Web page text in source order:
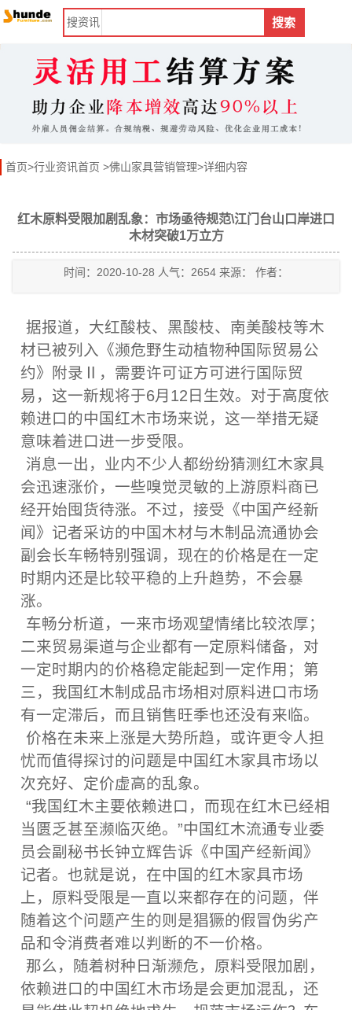
搜资讯 搜索
首页>行业资讯首页 >佛山家具营销管理>详细内容
红木原料受限加剧乱象：市场亟待规范\江门台山口岸进口
木材突破1万立方
时间：2020-10-28 人气：2654 来源： 作者：
据报道，大红酸枝、黑酸枝、南美酸枝等木
材已被列入《濒危野生动植物种国际贸易公
约》附录Ⅱ，需要许可证方可进行国际贸
易，这一新规将于6月12日生效。对于高度依
赖进口的中国红木市场来说，这一举措无疑
意味着进口进一步受限。
消息一出，业内不少人都纷纷猜测红木家具
会迅速涨价，一些嗅觉灵敏的上游原料商已
经开始囤货待涨。不过，接受《中国产经新
闻》记者采访的中国木材与木制品流通协会
副会长车畅特别强调，现在的价格是在一定
时期内还是比较平稳的上升趋势，不会暴
涨。
车畅分析道，一来市场观望情绪比较浓厚；
二来贸易渠道与企业都有一定原料储备，对
一定时期内的价格稳定能起到一定作用；第
三，我国红木制成品市场相对原料进口市场
有一定滞后，而且销售旺季也还没有来临。
价格在未来上涨是大势所趋，或许更令人担
忧而值得探讨的问题是中国红木家具市场以
次充好、定价虚高的乱象。
“我国红木主要依赖进口，而现在红木已经相
当匮乏甚至濒临灭绝。”中国红木流通专业委
员会副秘书长钟立辉告诉《中国产经新闻》
记者。也就是说，在中国的红木家具市场
上，原料受限是一直以来都存在的问题，伴
随着这个问题产生的则是猖獗的假冒伪劣产
品和令消费者难以判断的不一价格。
那么，随着树种日渐濒危，原料受限加剧，
依赖进口的中国红木市场是会更加混乱，还